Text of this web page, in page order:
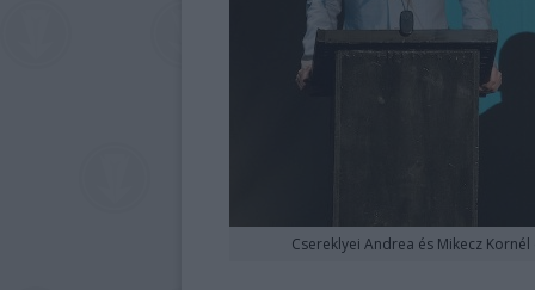
Csereklyei Andrea és Mikecz